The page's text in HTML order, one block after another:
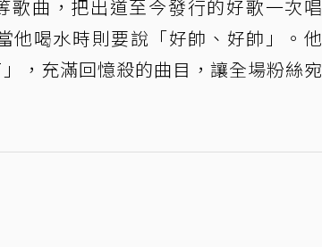
曲，把出道至今發行的好歌一次唱
喝水時則要說「好帥、好帥」。他
，充滿回憶殺的曲目，讓全場粉絲宛